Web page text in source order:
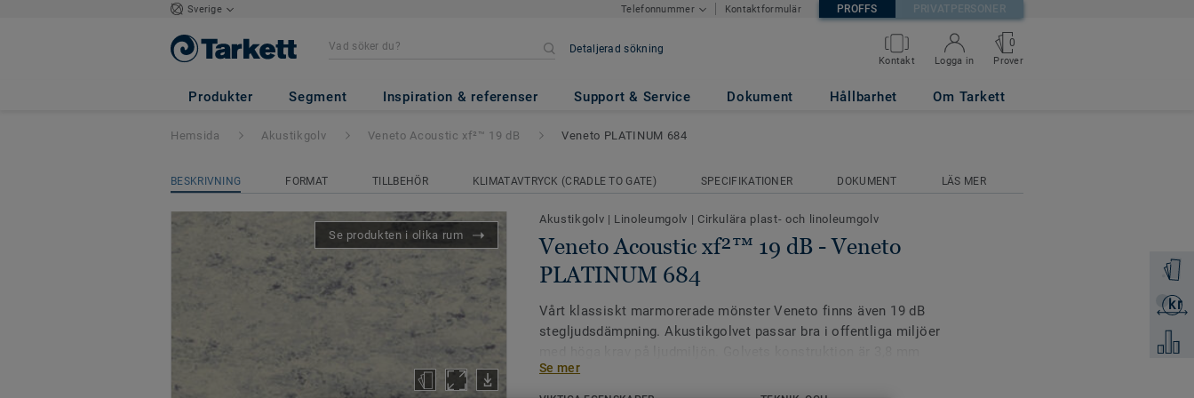
Sverige Telefonnummer Kontaktformulär PROFFS PRIVATPERSONER
Detaljerad sökning
Kontakt Logga in
0
Prover
Produkter Segment Inspiration & referenser Support & Service Dokument Hållbarhet Om Tarkett
Veneto Acoustic xf²™ 19 dB - Veneto PLATINUM 684
Beställ
kr
Jämför
Hemsida Akustikgolv Veneto Acoustic xf²™ 19 dB Veneto PLATINUM 684
BESKRIVNING FORMAT TILLBEHÖR KLIMATAVTRYCK (CRADLE TO GATE) SPECIFIKATIONER DOKUMENT LÄS MER
Se produkten i olika rum
Akustikgolv | Linoleumgolv | Cirkulära plast- och linoleumgolv
Veneto Acoustic xf²™ 19 dB - Veneto
PLATINUM 684
Vårt klassiskt marmorerade mönster Veneto finns även 19 dB
stegljudsdämpning. Akustikgolvet passar bra i offentliga miljöer
tjockt i två lager: 2,5 mm linoleum och 1,3 mm PU-skum. Den
nya mattare xf²-ytan är extremt slitstark och gör golvet mycket
Se mer